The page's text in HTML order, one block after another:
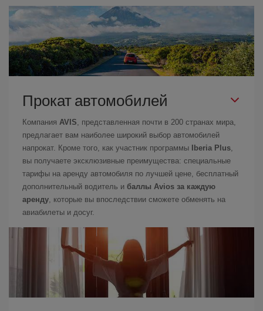
Прокат автомобилей
Компания AVIS, представленная почти в 200 странах мира,
предлагает вам наиболее широкий выбор автомобилей
напрокат. Кроме того, как участник программы
Iberia Plus,
вы получаете эксклюзивные преимущества: специальные
тарифы на аренду автомобиля по лучшей цене, бесплатный
дополнительный водитель и баллы Avios за каждую
аренду, которые вы впоследствии сможете обменять на
авиабилеты и досуг.